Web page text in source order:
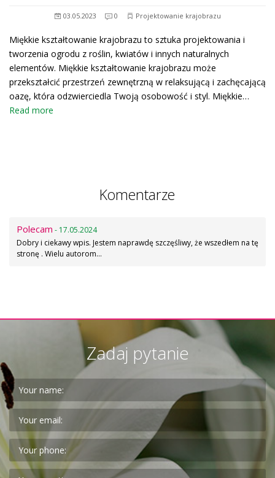
03.05.2023 0 Projektowanie krajobrazu
Miękkie kształtowanie krajobrazu to sztuka projektowania i
tworzenia ogrodu z roślin, kwiatów i innych naturalnych
elementów. Miękkie kształtowanie krajobrazu może
przekształcić przestrzeń zewnętrzną w relaksującą i zachęcającą
oazę, która odzwierciedla Twoją osobowość i styl. Miękkie…
Read more
Komentarze
Polecam - 17.05.2024
Dobry i ciekawy wpis. Jestem naprawdę szczęśliwy, że wszedłem na tę
stronę . Wielu autorom…
Zadaj pytanie